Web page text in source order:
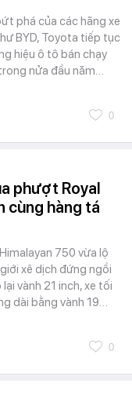
phá của các hãng xe
BYD, Toyota tiếp tục
hiệu ô tô bán chạy
nửa đầu năm…
0
phượt Royal
cùng hàng tá
750 vừa lộ
xê dịch đứng ngồi
lại vành 21 inch, xe tối
dài bằng vành 19…
0